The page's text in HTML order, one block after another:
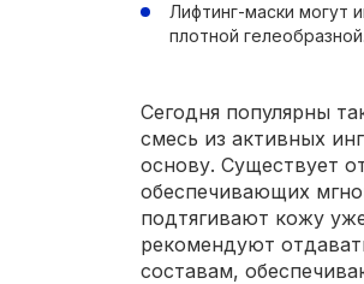
Лифтинг-маски могут
плотной гелеобразной.
Сегодня популярны
смесь из активных
основу. Существует
обеспечивающих
подтягивают кожу
рекомендуют
составам,